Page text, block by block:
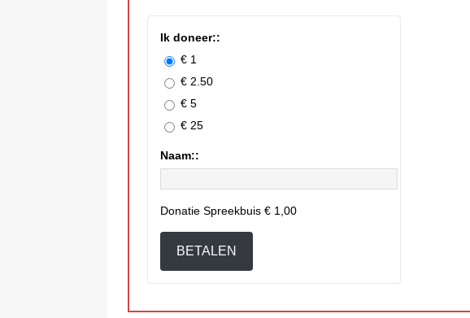
Ik doneer::
€ 1
€ 2.50
€ 5
€ 25
Naam::
Donatie Spreekbuis € 1,00
BETALEN